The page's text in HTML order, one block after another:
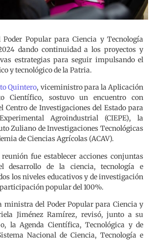
Popular para Ciencia y Tecnología
dando continuidad a los proyectos y
estrategias para seguir impulsando el
y tecnológico de la Patria.
Quintero, viceministro para la Aplicación
Científico, sostuvo un encuentro con
Centro de Investigaciones del Estado para
Agroindustrial (CIEPE), la
Zuliano de Investigaciones Tecnológicas
de Ciencias Agrícolas (ACAV).
fue establecer acciones conjuntas
desarrollo de la ciencia, tecnología e
los niveles educativos y de investigación
popular del 100%.
ministra del Poder Popular para Ciencia y
Jiménez Ramírez, revisó, junto a su
la Agenda Científica, Tecnológica y de
Nacional de Ciencia, Tecnología e